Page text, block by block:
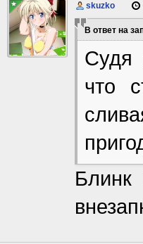
skuzko
В ответ на
Судя
что